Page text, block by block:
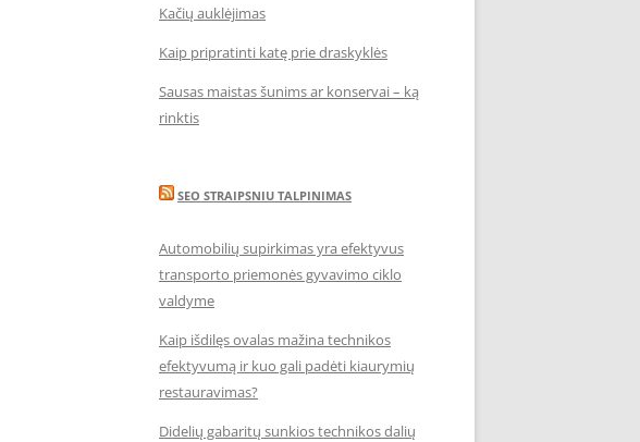
Kačių auklėjimas
Kaip pripratinti katę prie draskyklės
Sausas maistas šunims ar konservai – ką
rinktis
SEO STRAIPSNIU TALPINIMAS
Automobilių supirkimas yra efektyvus
transporto priemonės gyvavimo ciklo
valdyme
Kaip išdilęs ovalas mažina technikos
efektyvumą ir kuo gali padėti kiaurymių
restauravimas?
Didelių gabaritų sunkios technikos dalių